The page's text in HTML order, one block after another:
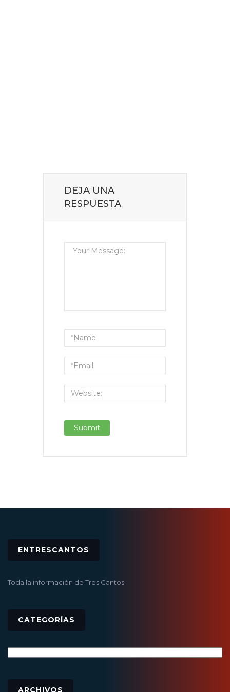
DEJA UNA
RESPUESTA
ENTRESCANTOS
Toda la información de Tres Cantos
CATEGORÍAS
ARCHIVOS